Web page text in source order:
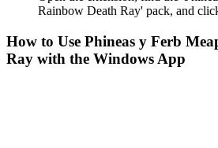
Rainbow Death Ray' pack, and
How to Use Phineas y Ferb
Ray with the Windows App